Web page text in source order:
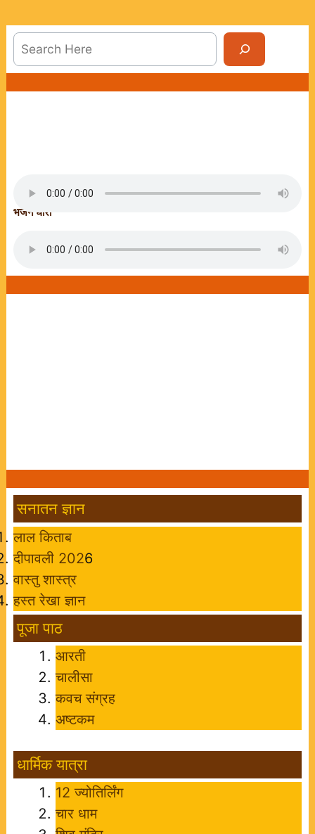
भजन धारा
सनातन ज्ञान
लाल किताब
दीपावली 2026
वास्तु शास्त्र
हस्त रेखा ज्ञान
पूजा पाठ
आरती
चालीसा
कवच संग्रह
अष्टकम
धार्मिक यात्रा
12 ज्योतिर्लिंग
चार धाम